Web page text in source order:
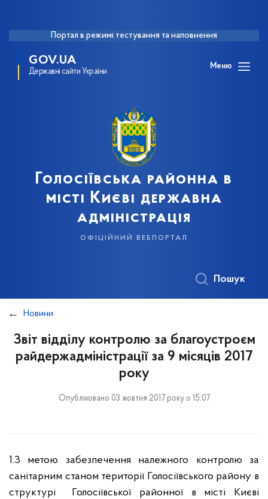
Портал в режимі тестування та наповнення
GOV.UA
Державні сайти України
Меню
Голосіївська районна в
місті Києві державна
адміністрація
офіційний вебпортал
Пошук
Новини
Звіт відділу контролю за благоустроєм
райдержадміністрації за 9 місяців 2017
року
Опубліковано 03 жовтня 2017 року о 15:07
1.З метою забезпечення належного контролю за
санітарним станом території Голосіївського району в
структурі Голосіївської районної в місті Києві